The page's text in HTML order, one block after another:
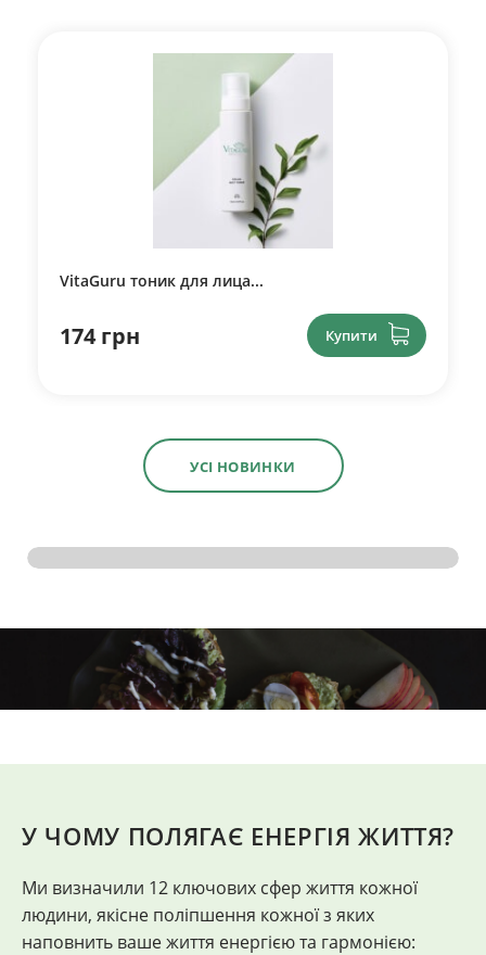
VitaGuru тоник для лица...
174 грн Купити
УСІ НОВИНКИ
У ЧОМУ ПОЛЯГАЄ ЕНЕРГІЯ ЖИТТЯ?
Ми визначили 12 ключових сфер життя кожної
людини, якісне поліпшення кожної з яких
наповнить ваше життя енергією та гармонією: